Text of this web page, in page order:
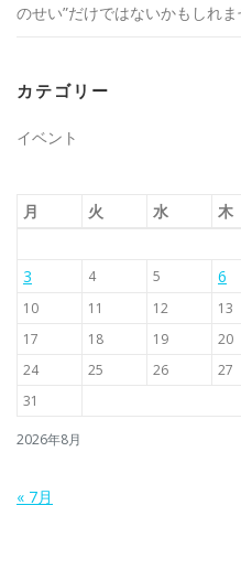
のせい”だけではないかもしれま
カテゴリー
イベント
2026年8月
月 火 水 木
3 4 5 6
10
11 12 13
17
18 19 20
24
25 26 27
31
« 7月